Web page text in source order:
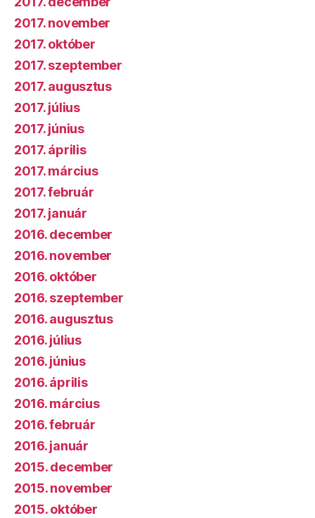
2017. november
2017. október
2017. szeptember
2017. augusztus
2017. július
2017. június
2017. április
2017. március
2017. február
2017. január
2016. december
2016. november
2016. október
2016. szeptember
2016. augusztus
2016. július
2016. június
2016. április
2016. március
2016. február
2016. január
2015. december
2015. november
2015. október